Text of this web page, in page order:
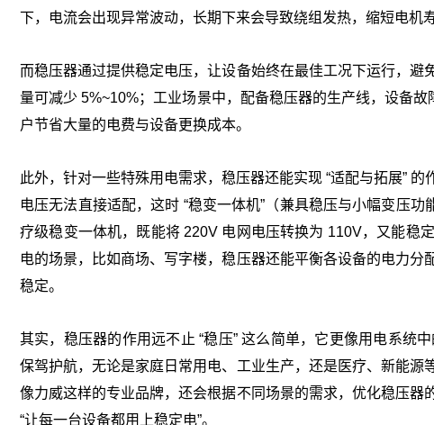
下，电流会出现异常波动，长期下来会导致绕组发热，缩短电机寿
而稳压器通过提供稳定电压，让设备始终在最佳工况下运行，
量可减少 5%~10%；工业场景中，配备稳压器的生产线，设备
户节省大量的电费与设备更换成本。
此外，针对一些特殊用电需求，稳压器还能实现 “适配与拓展”
电压无法直接适配，这时 “稳变一体机”（兼具稳压与小幅变压
疗级稳变一体机，既能将 220V 电网电压转换为 110V，又能稳
电的场景，比如商场、写字楼，稳压器还能平衡各设备的电力
稳定。
其实，稳压器的作用远不止 “稳压” 这么简单，它更像用电系
保驾护航，无论是家庭日常用电、工业生产，还是医疗、新能
像力威这样的专业品牌，还会根据不同场景的需求，优化稳压
“让每一台设备都用上稳定电”。